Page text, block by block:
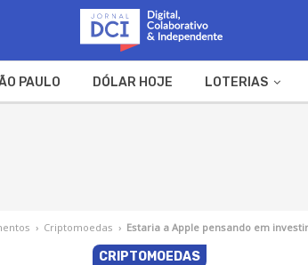
PAULO DÓLAR HOJE LOTERIAS
› Criptomoedas › Estaria a Apple pensando em
CRIPTOMOEDAS